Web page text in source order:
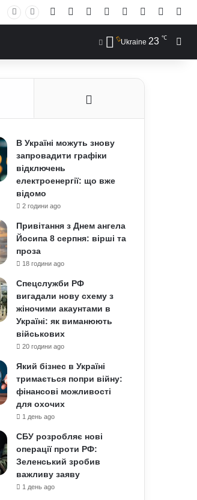
Facebook YouTubeInstagram
RSS Log In
Ukraine 23 ℃
В Україні можуть знову
запровадити графіки
відключень
електроенергії: що вже
відомо
2 години ago
Привітання з Днем ангела
Йосипа 8 серпня: вірші та
проза
18 години ago
Спецслужби РФ
вигадали нову схему з
жіночими акаунтами в
Україні: як виманюють
військових
20 години ago
Який бізнес в Україні
тримається попри війну:
фінансові можливості
для охочих
1 день ago
СБУ розробляє нові
операції проти РФ:
Зеленський зробив
важливу заяву
1 день ago